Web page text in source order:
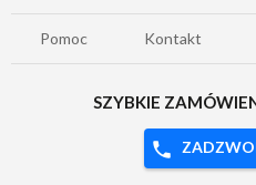
Pomoc Kontakt
SZYBKIE